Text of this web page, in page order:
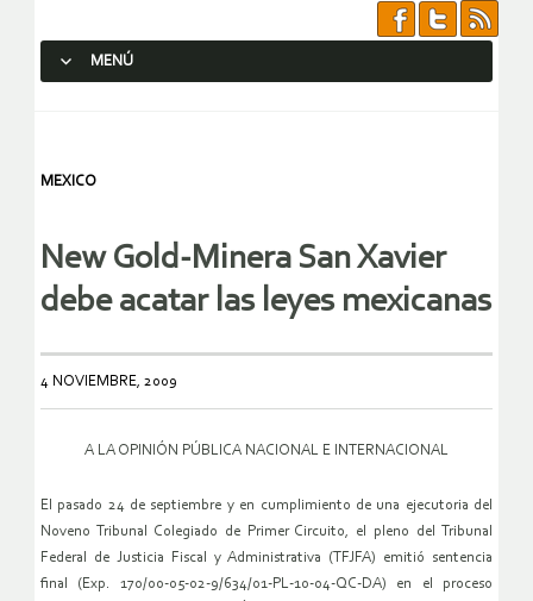
MENÚ
MEXICO
New Gold-Minera San Xavier
debe acatar las leyes mexicanas
4 NOVIEMBRE, 2009
A LA OPINIÓN PÚBLICA NACIONAL E INTERNACIONAL
El pasado 24 de septiembre y en cumplimiento de una ejecutoria del
Noveno Tribunal Colegiado de Primer Circuito, el pleno del Tribunal
Federal de Justicia Fiscal y Administrativa (TFJFA) emitió sentencia
final (Exp. 170/00-05-02-9/634/01-PL-10-04-QC-DA) en el proceso